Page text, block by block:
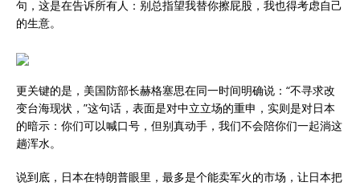
句，这是在告诉所有人：别总指望我替你擦屁股，我也得考虑自己
的生意。
更关键的是，美国防部长赫格塞思在同一时间明确说：“不寻求改
变台海现状，”这句话，表面是对中立立场的重申，实则是对日本
的暗示：你们可以喊口号，但别真动手，我们不会陪你们一起淌这
趟浑水。
说到底，日本在特朗普眼里，最多是个能卖军火的市场，让日本把